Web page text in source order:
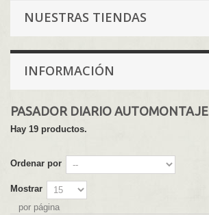
NUESTRAS TIENDAS
INFORMACIÓN
PASADOR DIARIO AUTOMONTAJE
Hay 19 productos.
Ordenar por
Mostrar
por página